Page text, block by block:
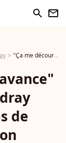
search newsletter
"Ça me décourage d’avance" : Anne-Claire Coudray évoque ses envies de mariage avec son compagnon Nicolas Vix
de